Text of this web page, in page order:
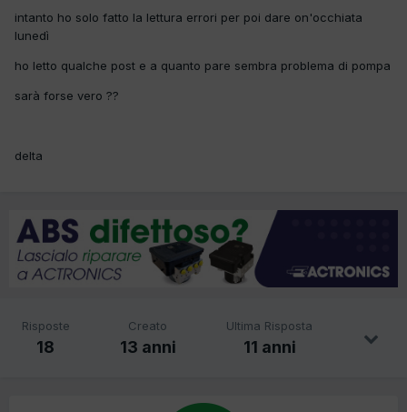
intanto ho solo fatto la lettura errori per poi dare on'occhiata
lunedì
ho letto qualche post e a quanto pare sembra problema di pompa
sarà forse vero ??
delta
Risposte
18
Creato
13 anni
Ultima Risposta
11 anni